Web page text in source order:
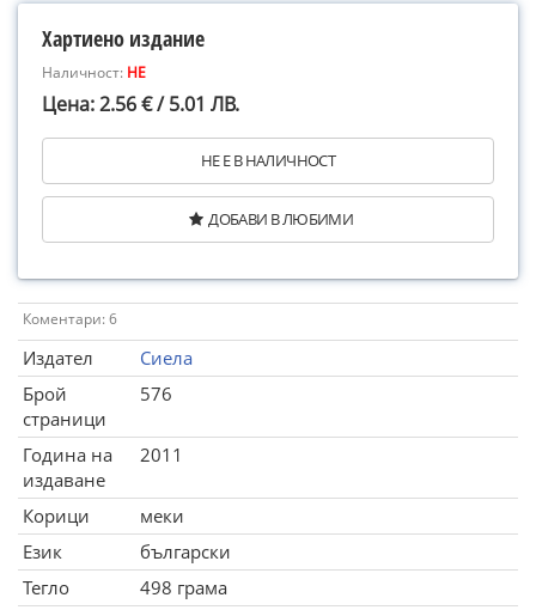
Хартиено издание
Наличност: НЕ
Цена: 2.56 € / 5.01 ЛВ.
НЕ Е В НАЛИЧНОСТ
ДОБАВИ В ЛЮБИМИ
Коментари: 6
Издател
Сиела
Брой
страници
576
Година на
издаване
2011
Корици
меки
Език
български
Тегло
498 грама